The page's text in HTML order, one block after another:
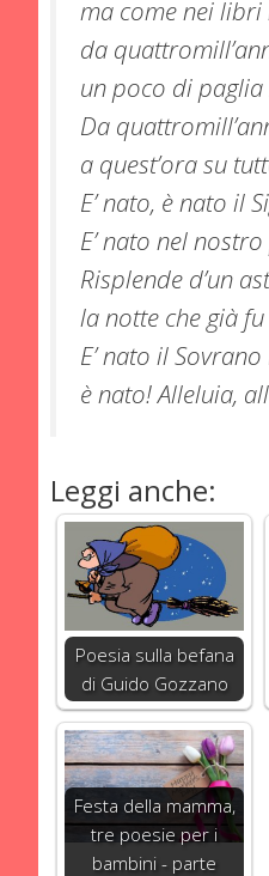
ma come nei
da
un poco di
Da
a quest’ora su
E’ nato, è nato il
E’ nato nel nostro
Risplende d’un
la notte che già
E’ nato il
è nato! Alleluia,
Leggi anche:
Poesia sulla befana
di Guido Gozzano
Festa della mamma,
tre poesie per i
bambini - parte